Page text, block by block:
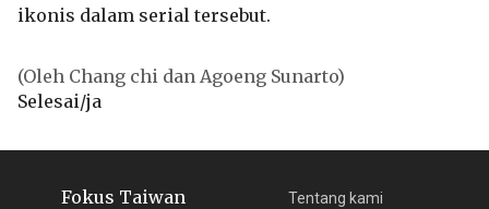
ikonis dalam serial tersebut.
(Oleh Chang chi dan Agoeng Sunarto)
Selesai/ja
Fokus Taiwan Tentang kami